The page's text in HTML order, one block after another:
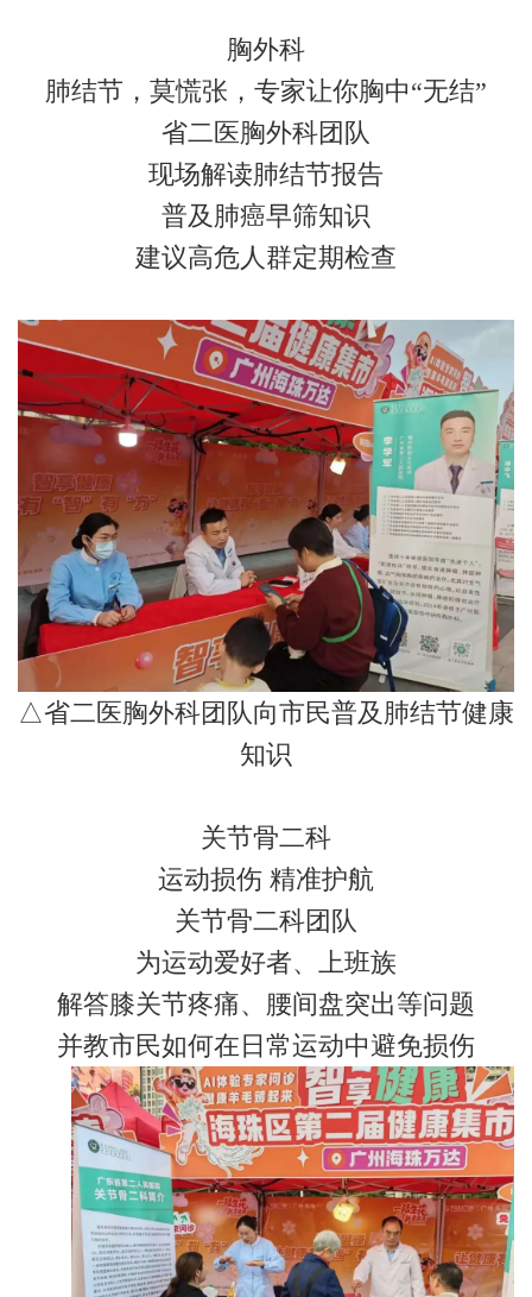
胸外科
肺结节，莫慌张，专家让你胸中“无结”
省二医胸外科团队
现场解读肺结节报告
普及肺癌早筛知识
建议高危人群定期检查
△省二医胸外科团队向市民普及肺结节健康
知识
关节骨二科
运动损伤 精准护航
关节骨二科团队
为运动爱好者、上班族
解答膝关节疼痛、腰间盘突出等问题
并教市民如何在日常运动中避免损伤